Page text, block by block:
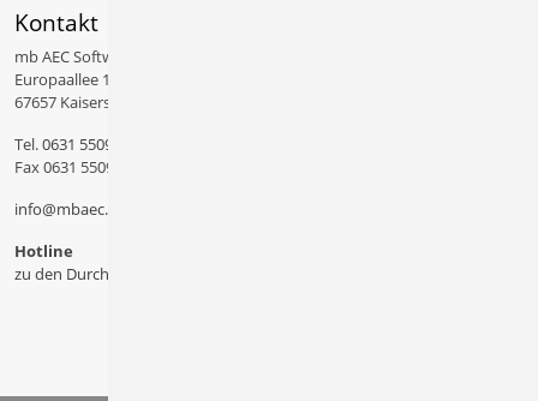
Kontakt
mb AEC Software GmbH
Europaallee 14
67657 Kaiserslautern
Tel.0631 550999 11
Fax 0631 550999 20
info@mbaec.de
Hotline
zu den Durchwahlen